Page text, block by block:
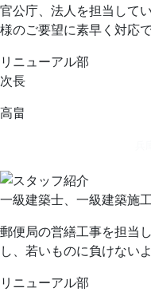
官公庁、法人を担当して
様のご要望に素早く対応
リニューアル部
次長
高畠
一級建築士、一級建築施
郵便局の営繕工事を担当
し、若いものに負けない
リニューアル部